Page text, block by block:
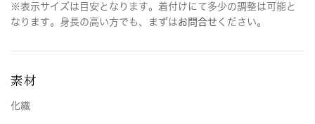
※表示サイズは目安となります。着付けにて多少の調整は可能と
なります。身長の高い方でも、まずはお問合せ ください。
素材
化繊